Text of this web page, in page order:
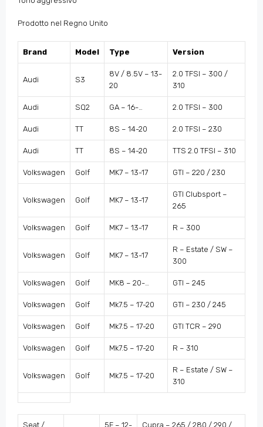
Prodotto nel Regno Unito
Brand Model Type Version
Audi S3
8V / 8.5V – 13-
20
2.0 TFSI – 300 /
310
Audi SQ2 GA – 16-… 2.0 TFSI – 300
Audi TT 8S – 14-20 2.0 TFSI – 230
Audi TT 8S – 14-20 TTS 2.0 TFSI – 310
Volkswagen Golf MK7 – 13-17 GTI – 220 / 230
Volkswagen Golf MK7 – 13-17
GTI Clubsport –
265
Volkswagen Golf MK7 – 13-17 R – 300
Volkswagen Golf MK7 – 13-17
R – Estate / SW –
300
Volkswagen Golf MK8 – 20-… GTI – 245
Volkswagen Golf Mk7.5 – 17-20 GTI – 230 / 245
Volkswagen Golf Mk7.5 – 17-20 GTI TCR – 290
Volkswagen Golf Mk7.5 – 17-20 R – 310
Volkswagen Golf Mk7.5 – 17-20
R – Estate / SW –
310
Seat /
5F – 12-
Cupra – 265 / 280 / 290 /